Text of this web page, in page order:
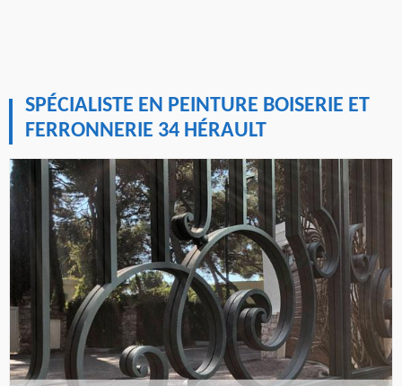
SPÉCIALISTE EN PEINTURE BOISERIE ET
FERRONNERIE 34 HÉRAULT